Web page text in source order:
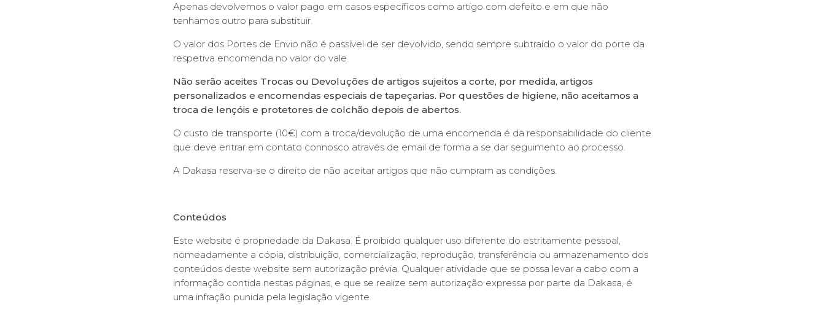
Apenas devolvemos o valor pago em casos específicos como artigo com defeito e em que não
tenhamos outro para substituir.
O valor dos Portes de Envio não é passível de ser devolvido, sendo sempre subtraído o valor do porte da
respetiva encomenda no valor do vale.
Não serão aceites Trocas ou Devoluções de artigos sujeitos a corte, por medida, artigos
personalizados e encomendas especiais de tapeçarias. Por questões de higiene, não aceitamos a
troca de lençóis e protetores de colchão depois de abertos.
O custo de transporte (10€) com a troca/devolução de uma encomenda é da responsabilidade do cliente
que deve entrar em contato connosco através de email de forma a se dar seguimento ao processo.
A Dakasa reserva-se o direito de não aceitar artigos que não cumpram as condições.
Conteúdos
Este website é propriedade da Dakasa. É proibido qualquer uso diferente do estritamente pessoal,
nomeadamente a cópia, distribuição, comercialização, reprodução, transferência ou armazenamento dos
conteúdos deste website sem autorização prévia. Qualquer atividade que se possa levar a cabo com a
informação contida nestas páginas, e que se realize sem autorização expressa por parte da Dakasa, é
uma infração punida pela legislação vigente.